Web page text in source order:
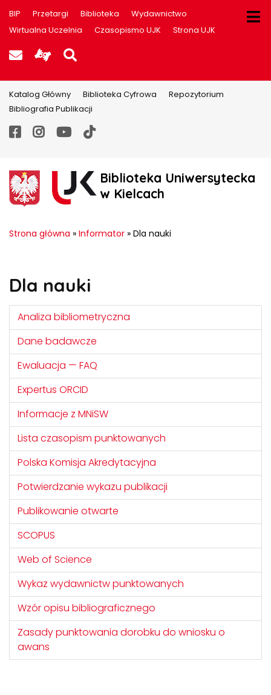
BIP Przetargi Biblioteka
Wydawnictwo
Wirtualna Uczelnia
Czasopismo UJK Strona UJK
Poczta UJK
Informacje dla użytkowników
Szukaj na stronie
Katalog Główny Biblioteka Cyfrowa
Repozytorium
Bibliografia Publikacji
Facebook
Instagram
YouTube
TikTok
Biblioteka Uniwersytecka
w Kielcach
Strona główna » Informator » Dla nauki
Dla nauki
Analiza bibliometryczna
Dane badawcze
Ewaluacja — FAQ
Expertus ORCID
Informacje z MNiSW
Lista czasopism punktowanych
Polska Komisja Akredytacyjna
Potwierdzanie wykazu publikacji
Publikowanie otwarte
SCOPUS
Web of Science
Wykaz wydawnictw punktowanych
Wzór opisu bibliograficznego
Zasady punktowania dorobku do wniosku o
awans